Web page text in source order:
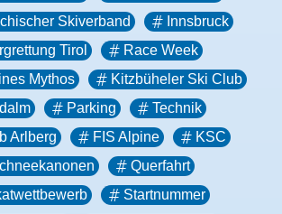
Skiverband
Innsbruck
Tirol
Race Week
Mythos
Kitzbüheler Ski Club
Parking
Technik
Arlberg
FIS Alpine
KSC
Querfahrt
Startnummer